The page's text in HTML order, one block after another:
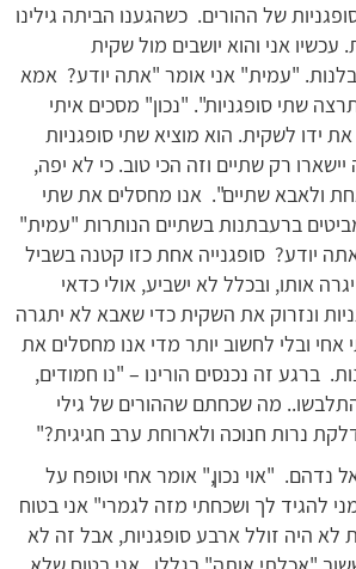
של ההורים. כשהגענו הביתה גילינו
עכשיו אני והוא יושבים מול שקית
"עמית" אני אומר "אתה יודע? אמא
שתי סופגניות". "נכון" מסכים איתי
ידו לשקית. הוא מוציא שתי סופגניות
רק שתיים וזה הכי טוב. כי לא יפה,
ולאבא שתיים". אנו מחסלים את שתי
ברעבתנות בשתיים הנותרות "עמית"
יודע? סופגנייה אחת כזו קטנה בשביל
אותו, ובכלל לא ישביע, אולי כדאי
ונזרוק את השקית כדי שאבא לא יתגרה
ובלי לחשוב יותר מדי אנו מחסלים את
ברגע זה נכנסים הורינו – "נו חמודים,
מה שכחתם שההורים של גילי
נרות חנוכה ולארוחת ערב חגיגית?"
נדהם. "אוי נכון," אומר אחי וטופח על
להגיד לך ושכחתי מזה לגמרי" אני בטוח
היה זולל ארבע סופגניות, אבל זה לא